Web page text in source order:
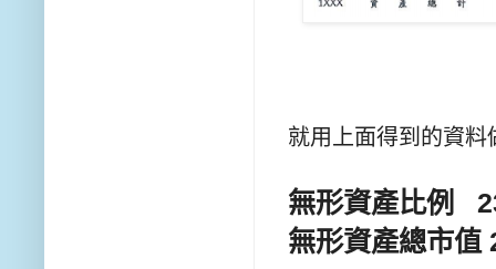
就用上面得到的資料
無形資產比例
無形資產總市值